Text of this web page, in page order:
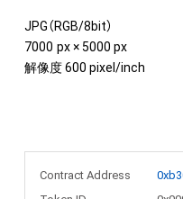
JPG（RGB/8bit）
7000  px × 5000 px
解像度 600 pixel/inch
Contract Address